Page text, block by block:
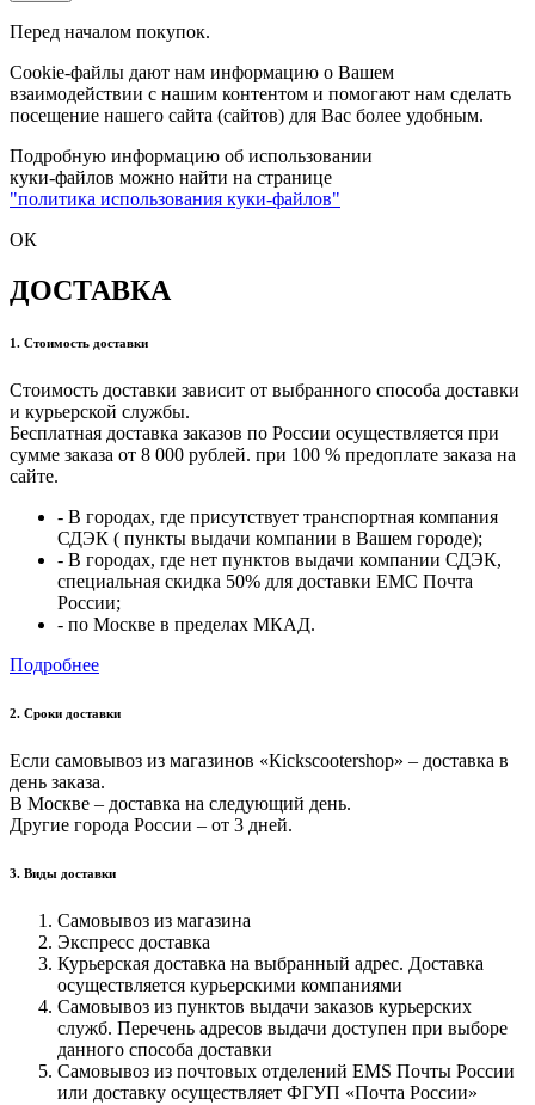
Перед началом покупок.
Cookie-файлы дают нам информацию о Вашем
взаимодействии с нашим контентом и помогают нам сделать
посещение нашего сайта (сайтов) для Вас более удобным.
Подробную информацию об использовании
куки-файлов можно найти на странице
"политика использования куки-файлов"
ОК
ДОСТАВКА
1. Стоимость доставки
Стоимость доставки зависит от выбранного способа доставки
и курьерской службы.
Бесплатная доставка заказов по России осуществляется при
сумме заказа от 8 000 рублей. при 100 % предоплате заказа на
сайте.
- В городах, где присутствует транспортная компания
СДЭК ( пункты выдачи компании в Вашем городе);
- В городах, где нет пунктов выдачи компании СДЭК,
специальная скидка 50% для доставки ЕМС Почта
России;
- по Москве в пределах МКАД.
Подробнее
2. Cроки доставки
Если самовывоз из магазинов «Кickscootershop» – доставка в
день заказа.
В Москве – доставка на следующий день.
Другие города России – от 3 дней.
3. Виды доставки
Самовывоз из магазина
Экспресс доставка
Курьерская доставка на выбранный адрес. Доставка
осуществляется курьерскими компаниями
Самовывоз из пунктов выдачи заказов курьерских
служб. Перечень адресов выдачи доступен при выборе
данного способа доставки
Самовывоз из почтовых отделений EMS Почты России
или доставку осуществляет ФГУП «Почта России»